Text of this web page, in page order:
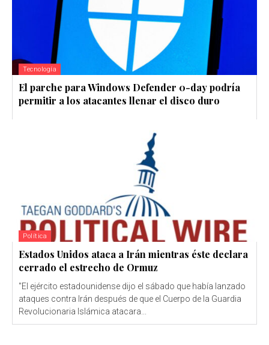
Tecnología
El parche para Windows Defender 0-day podría
permitir a los atacantes llenar el disco duro
Política
Estados Unidos ataca a Irán mientras éste declara
cerrado el estrecho de Ormuz
"El ejército estadounidense dijo el sábado que había lanzado
ataques contra Irán después de que el Cuerpo de la Guardia
Revolucionaria Islámica atacara...